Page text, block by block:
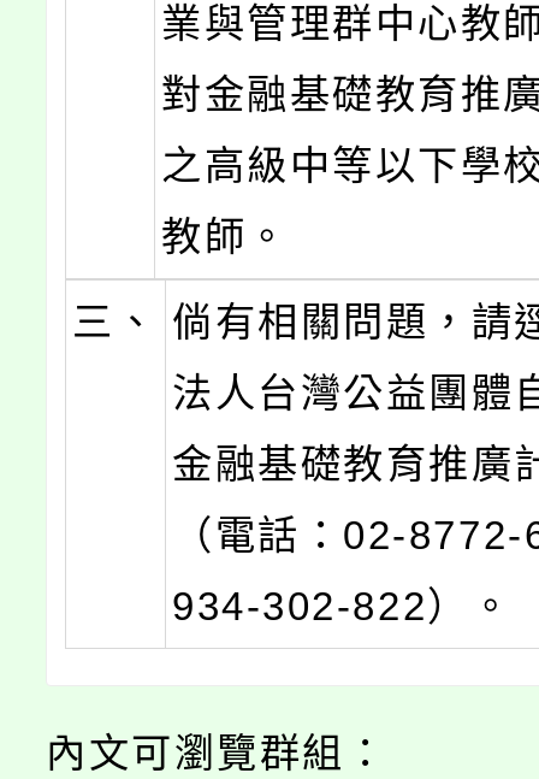
業與管理群中心教
對金融基礎教育推
之高級中等以下學
教師。
三、
倘有相關問題，請
法人台灣公益團體
金融基礎教育推廣
（電話：02-
934-302-822）。
內文可瀏覽群組：